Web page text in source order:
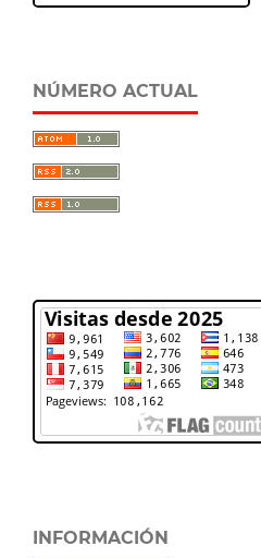
NÚMERO ACTUAL
INFORMACIÓN